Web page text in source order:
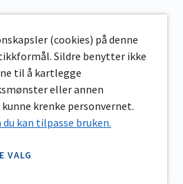
(cookies) på denne
Sildre benytter ikke
til å kartlegge
eller annen
krenke personvernet.
kan tilpasse bruken.
VALG